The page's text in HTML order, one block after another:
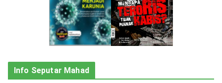
Info Seputar Mahad